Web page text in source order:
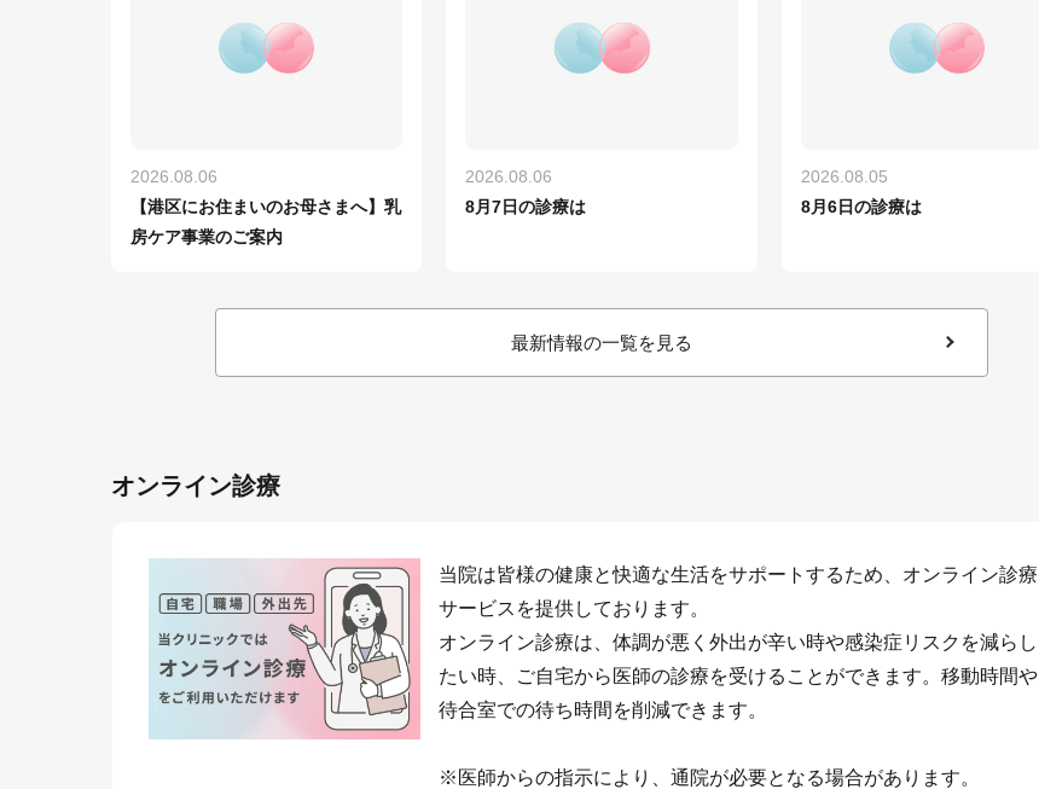
2026.08.06
【港区にお住まいのお母さまへ】乳
房ケア事業のご案内
2026.08.06
8月7日の診療は
2026.08.05
8月6日の診療は
最新情報の一覧を見る
オンライン診療
当院は皆様の健康と快適な生活をサポートするため、オンライン診療
サービスを提供しております。
オンライン診療は、体調が悪く外出が辛い時や感染症リスクを減らし
たい時、ご自宅から医師の診療を受けることができます。移動時間や
待合室での待ち時間を削減できます。
※医師からの指示により、通院が必要となる場合があります。